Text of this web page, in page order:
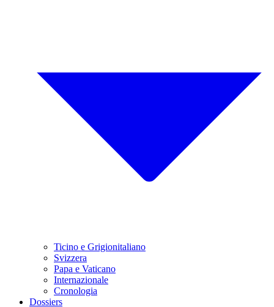
Ticino e Grigionitaliano
Svizzera
Papa e Vaticano
Internazionale
Cronologia
Dossiers